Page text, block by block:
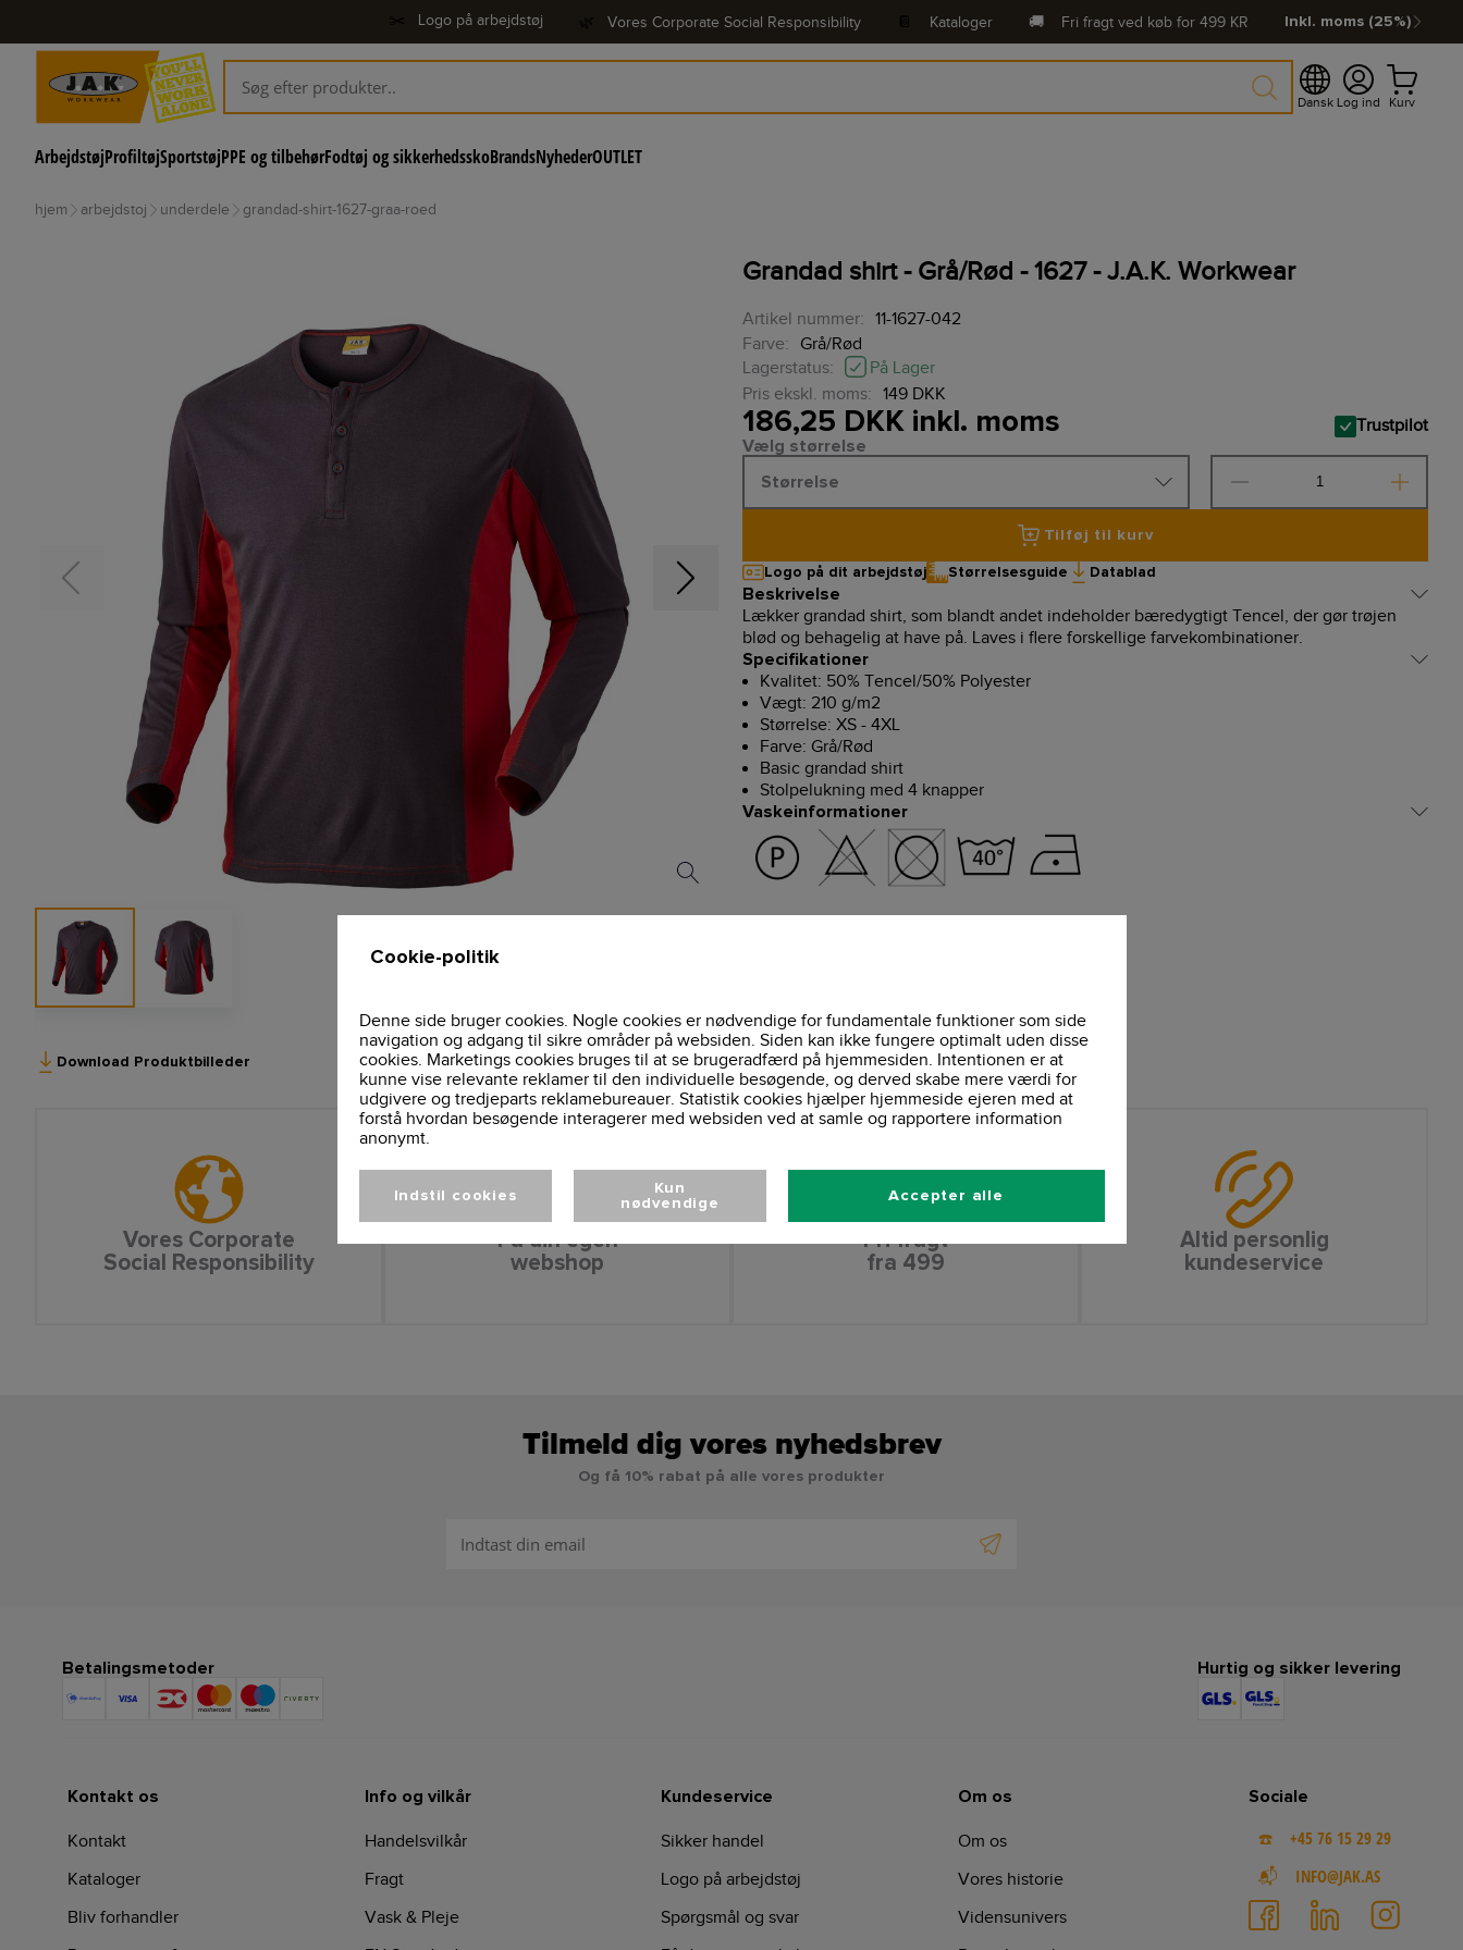
Logo på arbejdstøj Vores Corporate Social Responsibility Kataloger 🚚 Fri fragt ved køb for 499 KR Inkl. moms (25%)
Dansk Log ind Kurv
ArbejdstøjProfiltøjSportstøjPPE og tilbehørFodtøj og sikkerhedsskoBrandsNyhederOUTLET
hjem arbejdstoj underdele grandad-shirt-1627-graa-roed
Cookie-politik
Denne side bruger cookies. Nogle cookies er nødvendige for fundamentale funktioner som side
navigation og adgang til sikre områder på websiden. Siden kan ikke fungere optimalt uden disse
cookies. Marketings cookies bruges til at se brugeradfærd på hjemmesiden. Intentionen er at
kunne vise relevante reklamer til den individuelle besøgende, og derved skabe mere værdi for
udgivere og tredjeparts reklamebureauer. Statistik cookies hjælper hjemmeside ejeren med at
forstå hvordan besøgende interagerer med websiden ved at samle og rapportere information
anonymt.
Indstil cookies
Kun
nødvendige
Accepter alle
Download Produktbilleder
Grandad shirt - Grå/Rød - 1627 - J.A.K. Workwear
Artikel nummer:
11-1627-042
Farve:
Grå/Rød
Lagerstatus:
På Lager
Pris ekskl. moms:
149 DKK
186,25 DKK inkl. moms Trustpilot
Vælg størrelse
Størrelse
Tilføj til kurv
Logo på dit arbejdstøj Størrelsesguide Datablad
Beskrivelse
Lækker grandad shirt, som blandt andet indeholder bæredygtigt Tencel, der gør trøjen
blød og behagelig at have på. Laves i flere forskellige farvekombinationer.
Specifikationer
Kvalitet: 50% Tencel/50% Polyester
Vægt: 210 g/m2
Størrelse: XS - 4XL
Farve: Grå/Rød
Basic grandad shirt
Stolpelukning med 4 knapper
Vaskeinformationer
Vores Corporate
Social Responsibility
Få din egen
webshop
Fri fragt
fra 499
Altid personlig
kundeservice
Tilmeld dig vores nyhedsbrev
Og få 10% rabat på alle vores produkter
Betalingsmetoder Hurtig og sikker levering
Kontakt os
Kontakt
Kataloger
Bliv forhandler
Info og vilkår
Handelsvilkår
Fragt
Vask & Pleje
Kundeservice
Sikker handel
Logo på arbejdstøj
Spørgsmål og svar
Om os
Om os
Vores historie
Vidensunivers
Sociale
☎️ +45 76 15 29 29
📬 INFO@JAK.AS